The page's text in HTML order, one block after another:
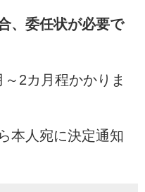
、委任状が必要で
2カ月程かかりま
本人宛に決定通知